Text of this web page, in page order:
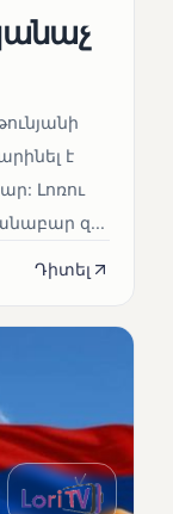
է
Լոռու
զ...
Դիտել